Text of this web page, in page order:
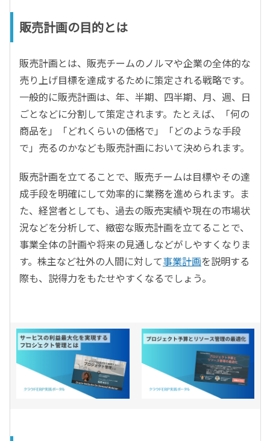
販売計画の目的とは
販売計画とは、販売チームのノルマや企業の全体的な
売り上げ目標を達成するために策定される戦略です。
一般的に販売計画は、年、半期、四半期、月、週、日
ごとなどに分割して策定されます。たとえば、「何の
商品を」「どれくらいの価格で」「どのような手段
で」売るのかなども販売計画において決められます。
販売計画を立てることで、販売チームは目標やその達
成手段を明確にして効率的に業務を進められます。ま
た、経営者としても、過去の販売実績や現在の市場状
況などを分析して、緻密な販売計画を立てることで、
事業全体の計画や将来の見通しなどがしやすくなりま
す。株主など社外の人間に対して事業計画を説明する
際も、説得力をもたせやすくなるでしょう。